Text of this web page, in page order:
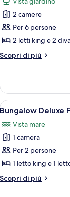
le
foto
per
Villa
Pool
Familiar
2 camere
Per 6 persone
2 letti king e 2
Scopri di più
Altri
Pool
Familiar
Apri
tutte
le
foto
per
Bungalow
Deluxe
Frente
5
Bungalow Deluxe
Vista mare
1 camera
Per 2 persone
1 letto king e 1
Scopri di più
Altri